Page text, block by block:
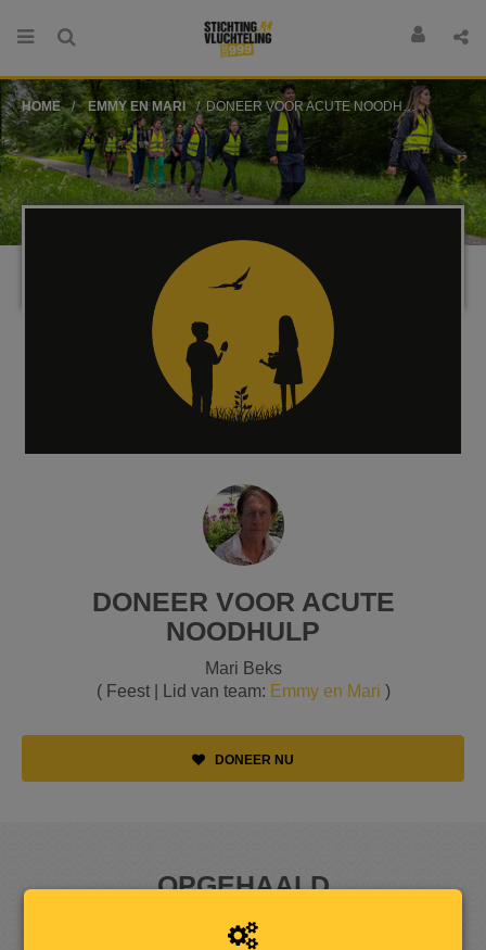
HOME EMMY EN MARI DONEER VOOR ACUTE NOODHULP
DONEER VOOR ACUTE
NOODHULP
Mari Beks
( Feest | Lid van team: Emmy en Mari )
DONEER NU
OPGEHAALD